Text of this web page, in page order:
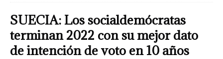
SUECIA: Los socialdemócratas
terminan 2022 con su mejor dato
de intención de voto en 10 años